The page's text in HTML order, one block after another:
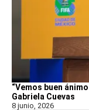
“Vemos buen
Gabriela Cuevas
8 junio, 2026